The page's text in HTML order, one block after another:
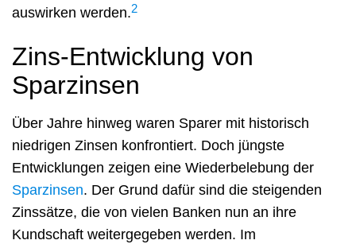
auswirken werden.2
Zins-Entwicklung von
Sparzinsen
Über Jahre hinweg waren Sparer mit historisch
niedrigen Zinsen konfrontiert. Doch jüngste
Entwicklungen zeigen eine Wiederbelebung der
Sparzinsen. Der Grund dafür sind die steigenden
Zinssätze, die von vielen Banken nun an ihre
Kundschaft weitergegeben werden. Im